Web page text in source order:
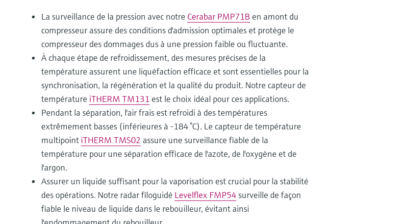
La surveillance de la pression avec notre Cerabar PMP71B en amont du
compresseur assure des conditions d'admission optimales et protège le
compresseur des dommages dus à une pression faible ou fluctuante.
À chaque étape de refroidissement, des mesures précises de la
température assurent une liquéfaction efficace et sont essentielles pour la
synchronisation, la régénération et la qualité du produit. Notre capteur de
température iTHERM TM131 est le choix idéal pour ces applications.
Pendant la séparation, l'air frais est refroidi à des températures
extrêmement basses (inférieures à -184 °C). Le capteur de température
multipoint iTHERM TMS02 assure une surveillance fiable de la
température pour une séparation efficace de l'azote, de l'oxygène et de
l'argon.
Assurer un liquide suffisant pour la vaporisation est crucial pour la stabilité
des opérations. Notre radar filoguidé Levelflex FMP54surveille de façon
fiable le niveau de liquide dans le rebouilleur, évitant ainsi